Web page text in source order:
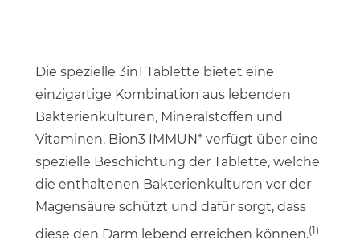
Die spezielle 3in1 Tablette bietet eine
einzigartige Kombination aus lebenden
Bakterienkulturen, Mineralstoffen und
Vitaminen. Bion3 IMMUN* verfügt über eine
spezielle Beschichtung der Tablette, welche
die enthaltenen Bakterienkulturen vor der
Magensäure schützt und dafür sorgt, dass
diese den Darm lebend erreichen können.(1)